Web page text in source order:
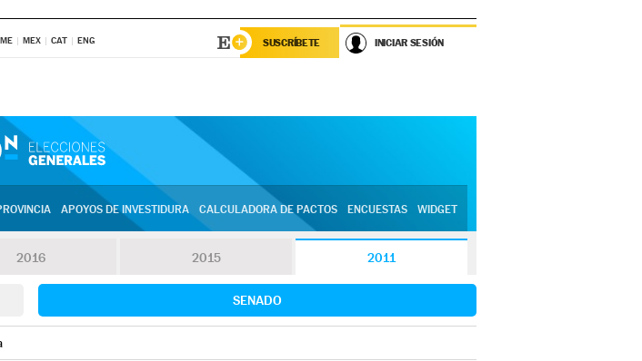
MEX CAT ENG SUSCRÍBETE INICIAR SESIÓN
APOYOS DE INVESTIDURA CALCULADORA DE PACTOS ENCUESTAS WIDGET
2016 2015 2011
SENADO